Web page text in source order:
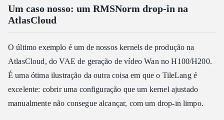
Um caso nosso: um RMSNorm drop-in na
AtlasCloud
O último exemplo é um de nossos kernels de produção na
AtlasCloud, do VAE de geração de vídeo Wan no H100/H200.
É uma ótima ilustração da outra coisa em que o TileLang é
excelente: cobrir uma configuração que um kernel ajustado
manualmente não consegue alcançar, com um drop-in limpo.